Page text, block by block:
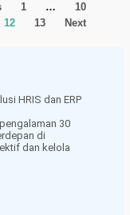
1 …
10
12 13 Next
HRIS dan ERP
30
di
dan kelola